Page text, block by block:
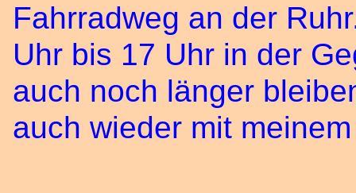
Fahrradweg an der
Uhr bis 17 Uhr in der
auch noch länger
auch wieder mit